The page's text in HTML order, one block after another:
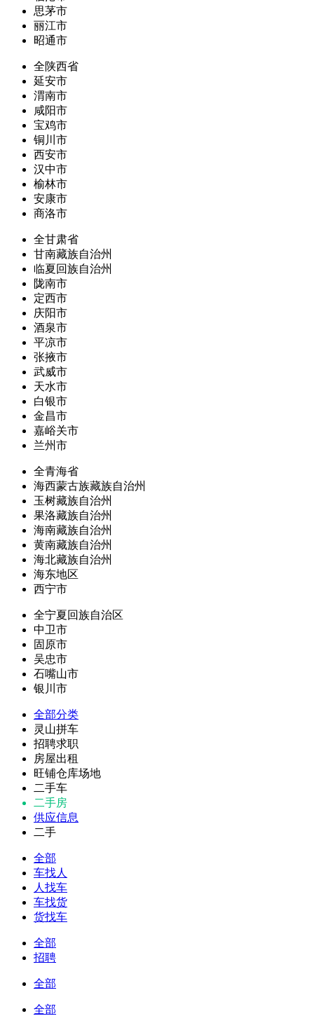
思茅市
丽江市
昭通市
全陕西省
延安市
渭南市
咸阳市
宝鸡市
铜川市
西安市
汉中市
榆林市
安康市
商洛市
全甘肃省
甘南藏族自治州
临夏回族自治州
陇南市
定西市
庆阳市
酒泉市
平凉市
张掖市
武威市
天水市
白银市
金昌市
嘉峪关市
兰州市
全青海省
海西蒙古族藏族自治州
玉树藏族自治州
果洛藏族自治州
海南藏族自治州
黄南藏族自治州
海北藏族自治州
海东地区
西宁市
全宁夏回族自治区
中卫市
固原市
吴忠市
石嘴山市
银川市
全部分类
灵山拼车
招聘求职
房屋出租
旺铺仓库场地
二手车
二手房
供应信息
二手
全部
车找人
人找车
车找货
货找车
全部
招聘
全部
全部